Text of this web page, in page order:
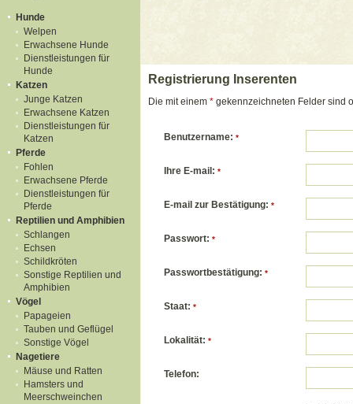
Hunde
Welpen
Erwachsene Hunde
Dienstleistungen für
Hunde
Katzen
Junge Katzen
Erwachsene Katzen
Dienstleistungen für
Katzen
Pferde
Fohlen
Erwachsene Pferde
Dienstleistungen für
Pferde
Reptilien und Amphibien
Schlangen
Echsen
Schildkröten
Sonstige Reptilien und
Amphibien
Vögel
Papageien
Tauben und Geflügel
Sonstige Vögel
Nagetiere
Mäuse und Ratten
Hamsters und
Meerschweinchen
Registrierung Inserenten
Die mit einem * gekennzeichneten Felder sind
Benutzername: *
Ihre E-mail: *
E-mail zur Bestätigung: *
Passwort: *
Passwortbestätigung: *
Staat: *
Lokalität: *
Telefon: